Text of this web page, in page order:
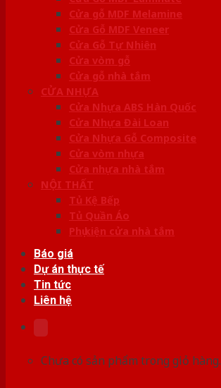
Cửa gỗ MDF Melamine
Cửa Gỗ MDF Veneer
Cửa Gỗ Tự Nhiên
Cửa vòm gỗ
Cửa gỗ nhà tắm
CỬA NHỰA
Cửa Nhựa ABS Hàn Quốc
Cửa Nhựa Đài Loan
Cửa Nhựa Gỗ Composite
Cửa vòm nhựa
Cửa nhựa nhà tắm
NỘI THẤT
Tủ Kệ Bếp
Tủ Quần Áo
Phụ kiện cửa nhà tắm
Báo giá
Dự án thực tế
Tin tức
Liên hệ
Chưa có sản phẩm trong giỏ hàng.